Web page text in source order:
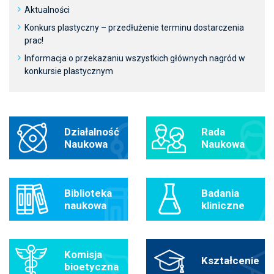
Aktualności
Konkurs plastyczny – przedłużenie terminu dostarczenia
prac!
Informacja o przekazaniu wszystkich głównych nagród w
konkursie plastycznym
Działalność
Naukowa
Biblioteka
naukowa
Rada
Naukowa
Badania
kliniczne
Komisja
bioetyczna
Kształcenie